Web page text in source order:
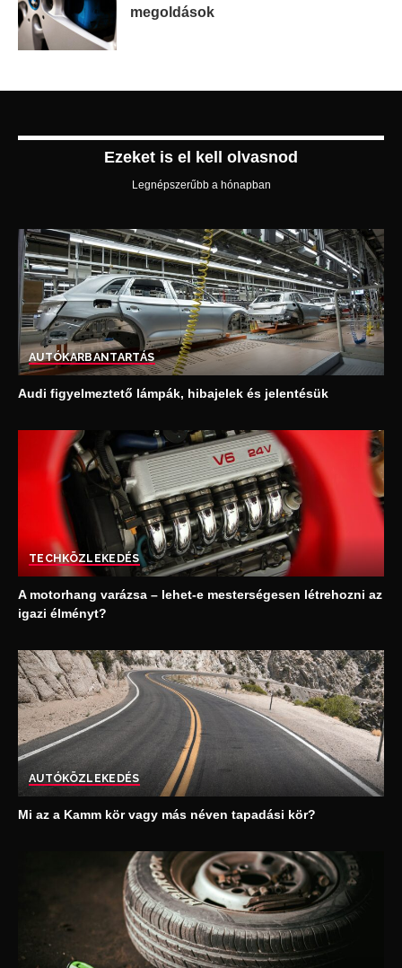
megoldások
Ezeket is el kell olvasnod
Legnépszerűbb a hónapban
AUTÓKARBANTARTÁS
Audi figyelmeztető lámpák, hibajelek és jelentésük
TECHKÖZLEKEDÉS
A motorhang varázsa – lehet-e mesterségesen létrehozni az
igazi élményt?
AUTÓKÖZLEKEDÉS
Mi az a Kamm kör vagy más néven tapadási kör?